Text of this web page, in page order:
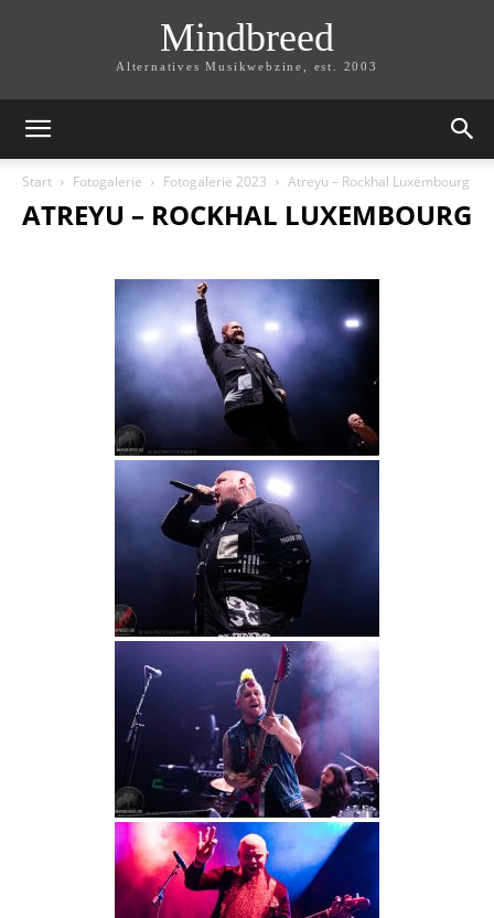
Mindbreed
Alternatives Musikwebzine, est. 2003
Start Fotogalerie Fotogalerie 2023 Atreyu – Rockhal Luxembourg
ATREYU – ROCKHAL LUXEMBOURG